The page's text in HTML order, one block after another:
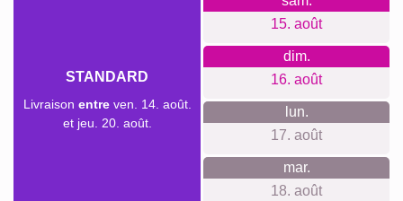
sam.
08. août
dim.
09. août
lun.